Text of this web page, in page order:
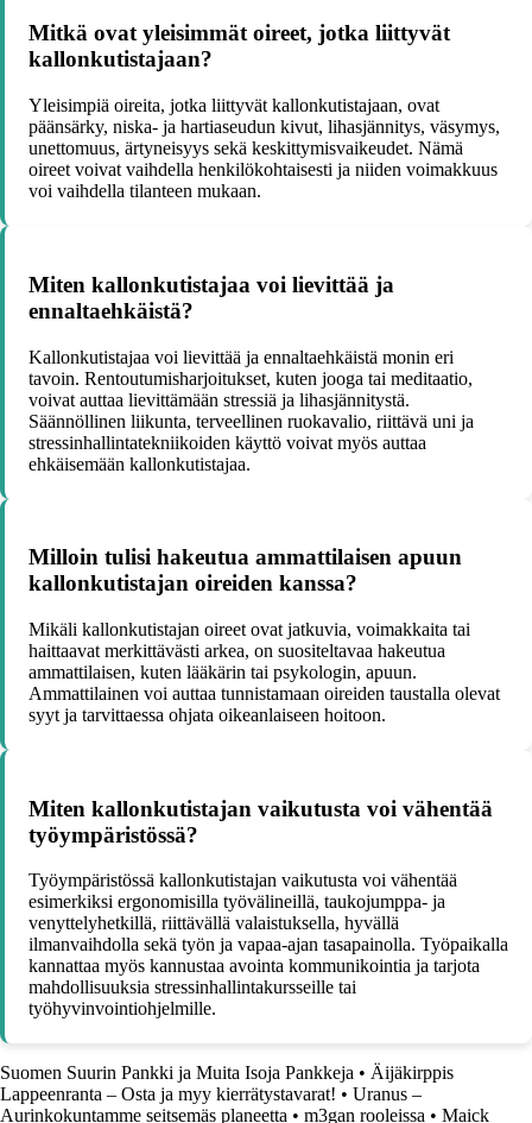
Mitkä ovat yleisimmät oireet, jotka liittyvät
kallonkutistajaan?
Yleisimpiä oireita, jotka liittyvät kallonkutistajaan, ovat
päänsärky, niska- ja hartiaseudun kivut, lihasjännitys, väsymys,
unettomuus, ärtyneisyys sekä keskittymisvaikeudet. Nämä
oireet voivat vaihdella henkilökohtaisesti ja niiden voimakkuus
voi vaihdella tilanteen mukaan.
Miten kallonkutistajaa voi lievittää ja
ennaltaehkäistä?
Kallonkutistajaa voi lievittää ja ennaltaehkäistä monin eri
tavoin. Rentoutumisharjoitukset, kuten jooga tai meditaatio,
voivat auttaa lievittämään stressiä ja lihasjännitystä.
Säännöllinen liikunta, terveellinen ruokavalio, riittävä uni ja
stressinhallintatekniikoiden käyttö voivat myös auttaa
ehkäisemään kallonkutistajaa.
Milloin tulisi hakeutua ammattilaisen apuun
kallonkutistajan oireiden kanssa?
Mikäli kallonkutistajan oireet ovat jatkuvia, voimakkaita tai
haittaavat merkittävästi arkea, on suositeltavaa hakeutua
ammattilaisen, kuten lääkärin tai psykologin, apuun.
Ammattilainen voi auttaa tunnistamaan oireiden taustalla olevat
syyt ja tarvittaessa ohjata oikeanlaiseen hoitoon.
Miten kallonkutistajan vaikutusta voi vähentää
työympäristössä?
Työympäristössä kallonkutistajan vaikutusta voi vähentää
esimerkiksi ergonomisilla työvälineillä, taukojumppa- ja
venyttelyhetkillä, riittävällä valaistuksella, hyvällä
ilmanvaihdolla sekä työn ja vapaa-ajan tasapainolla. Työpaikalla
kannattaa myös kannustaa avointa kommunikointia ja tarjota
mahdollisuuksia stressinhallintakursseille tai
työhyvinvointiohjelmille.
Suomen Suurin Pankki ja Muita Isoja Pankkeja • Äijäkirppis
Lappeenranta – Osta ja myy kierrätystavarat! • Uranus –
Aurinkokuntamme seitsemäs planeetta • m3gan rooleissa • Maick